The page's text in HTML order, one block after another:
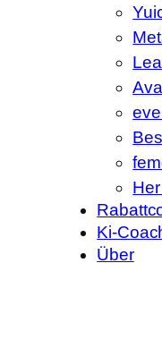
Ki-
Über